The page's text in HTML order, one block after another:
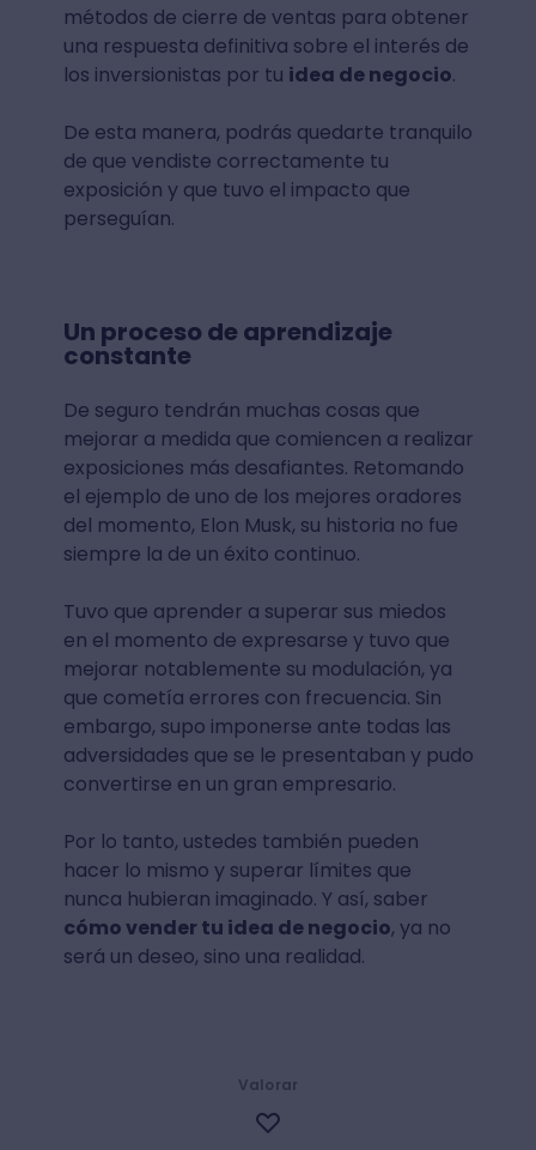
métodos de cierre de ventas para obtener
una respuesta definitiva sobre el interés de
los inversionistas por tu idea de negocio.
De esta manera, podrás quedarte tranquilo
de que vendiste correctamente tu
exposición y que tuvo el impacto que
perseguían.
Un proceso de aprendizaje
constante
De seguro tendrán muchas cosas que
mejorar a medida que comiencen a realizar
exposiciones más desafiantes. Retomando
el ejemplo de uno de los mejores oradores
del momento, Elon Musk, su historia no fue
siempre la de un éxito continuo.
Tuvo que aprender a superar sus miedos
en el momento de expresarse y tuvo que
mejorar notablemente su modulación, ya
que cometía errores con frecuencia. Sin
embargo, supo imponerse ante todas las
adversidades que se le presentaban y pudo
convertirse en un gran empresario.
Por lo tanto, ustedes también pueden
hacer lo mismo y superar límites que
nunca hubieran imaginado. Y así, saber
cómo vender tu idea de negocio, ya no
será un deseo, sino una realidad.
Valorar